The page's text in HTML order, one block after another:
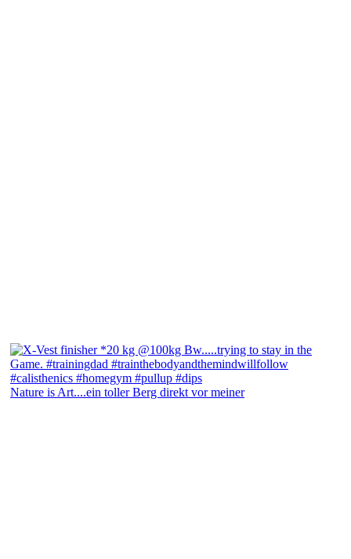
Nature is Art....ein toller Berg direkt vor meiner